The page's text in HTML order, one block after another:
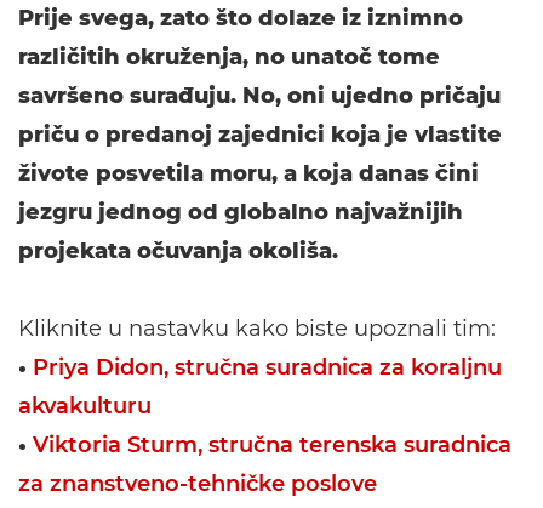
Prije svega, zato što dolaze iz iznimno
različitih okruženja, no unatoč tome
savršeno surađuju. No, oni ujedno pričaju
priču o predanoj zajednici koja je vlastite
živote posvetila moru, a koja danas čini
jezgru jednog od globalno najvažnijih
projekata očuvanja okoliša.
Kliknite u nastavku kako biste upoznali tim:
• Priya Didon, stručna suradnica za koraljnu
akvakulturu
• Viktoria Sturm, stručna terenska suradnica
za znanstveno-tehničke poslove